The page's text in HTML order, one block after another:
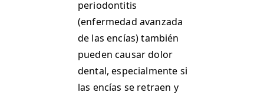
periodontitis
(enfermedad avanzada
de las encías) también
pueden causar dolor
dental, especialmente si
las encías se retraen y